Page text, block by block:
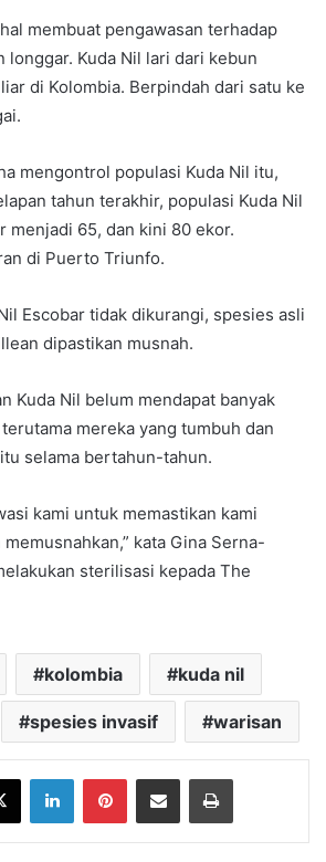
membuat pengawasan terhadap
longgar. Kuda Nil lari dari kebun
di Kolombia. Berpindah dari satu ke
mengontrol populasi Kuda Nil itu,
tahun terakhir, populasi Kuda Nil
menjadi 65, dan kini 80 ekor.
di Puerto Triunfo.
Escobar tidak dikurangi, spesies asli
dipastikan musnah.
Kuda Nil belum mendapat banyak
mereka yang tumbuh dan
selama bertahun-tahun.
kami untuk memastikan kami
kata Gina Serna-
sterilisasi kepada The
kolombia kuda nil
spesies invasif warisan
X LinkedInPinterestShare via Email Print